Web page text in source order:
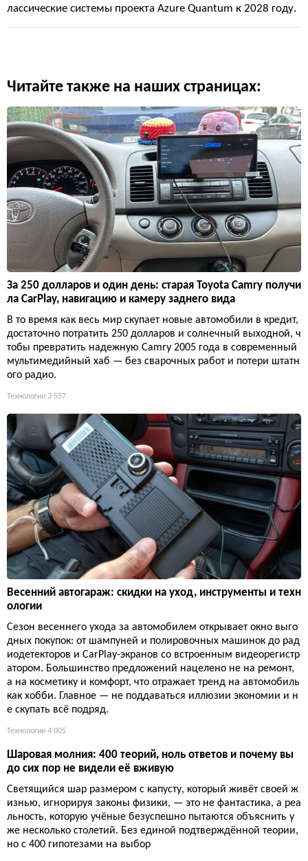
лассические системы проекта Azure Quantum к 2028 году.
Читайте также на наших страницах:
За 250 долларов и один день: старая Toyota Camry получи
ла CarPlay, навигацию и камеру заднего вида
В то время как весь мир скупает новые автомобили в кредит,
достаточно потратить 250 долларов и солнечный выходной, ч
тобы превратить надежную Camry 2005 года в современный
мультимедийный хаб — без сварочных работ и потери штатн
ого радио.
Технологии 3 557
Весенний автогараж: скидки на уход, инструменты и техн
ологии
Сезон весеннего ухода за автомобилем открывает окно выго
дных покупок: от шампуней и полировочных машинок до рад
иодетекторов и CarPlay-экранов со встроенным видеорегистр
атором. Большинство предложений нацелено не на ремонт,
а на косметику и комфорт, что отражает тренд на автомобиль
как хобби. Главное — не поддаваться иллюзии экономии и н
е скупать всё подряд.
Технологии 4 005
Шаровая молния: 400 теорий, ноль ответов и почему вы
до сих пор не видели её вживую
Светящийся шар размером с капусту, который живёт своей ж
изнью, игнорируя законы физики, — это не фантастика, а реа
льность, которую учёные безуспешно пытаются объяснить у
же несколько столетий. Без единой подтверждённой теории,
но с 400 гипотезами на выбор